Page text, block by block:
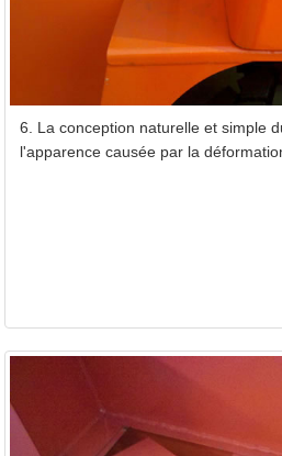
6. La conception naturelle et simple
l'apparence causée par la